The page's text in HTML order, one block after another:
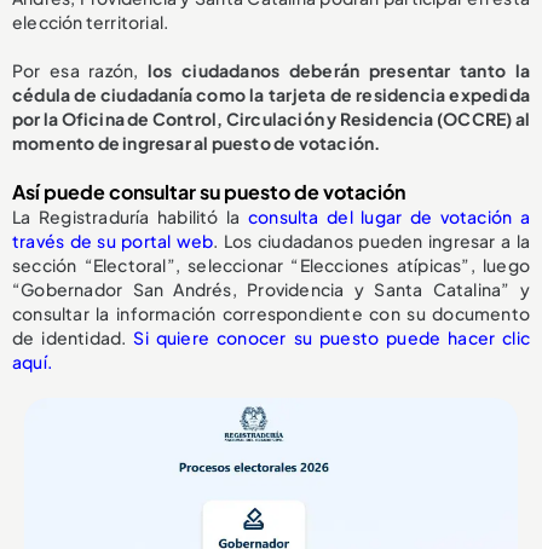
elección territorial.
Por esa razón,los ciudadanos deberán presentar tanto la
cédula de ciudadanía como la tarjeta de residencia expedida
por la Oficina de Control, Circulación y Residencia (OCCRE) al
momento de ingresar al puesto de votación.
Así puede consultar su puesto de votación
La Registraduría habilitó laconsulta del lugar de votación a
través de su portal web. Los ciudadanos pueden ingresar a la
sección “Electoral”, seleccionar “Elecciones atípicas”, luego
“Gobernador San Andrés, Providencia y Santa Catalina” y
consultar la información correspondiente con su documento
de identidad.Si quiere conocer su puesto puede hacer clic
aquí.